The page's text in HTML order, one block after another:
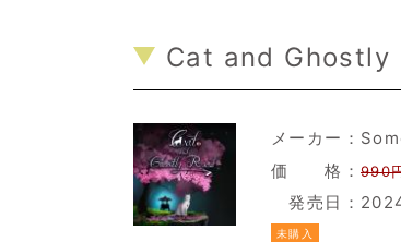
Cat and Ghostly
メーカー：
価 格： 990
発売日：
未購入